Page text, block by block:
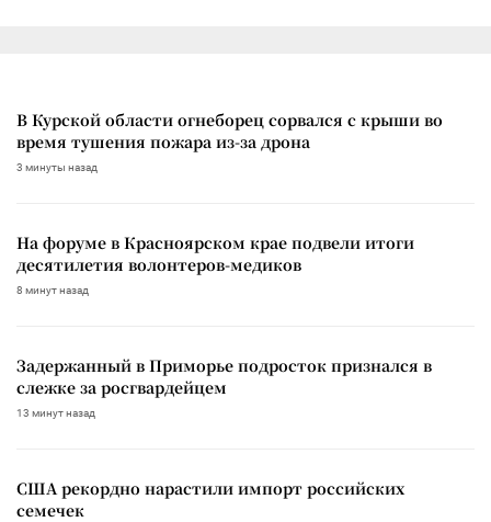
В Курской области огнеборец сорвался с крыши во
время тушения пожара из-за дрона
3 минуты назад
На форуме в Красноярском крае подвели итоги
десятилетия волонтеров-медиков
8 минут назад
Задержанный в Приморье подросток признался в
слежке за росгвардейцем
13 минут назад
США рекордно нарастили импорт российских
семечек